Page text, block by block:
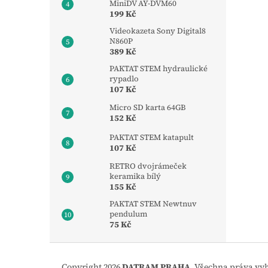
MiniDV AY-DVM60
199 Kč
Videokazeta Sony Digital8
N860P
389 Kč
PAKTAT STEM hydraulické
rypadlo
107 Kč
Micro SD karta 64GB
152 Kč
PAKTAT STEM katapult
107 Kč
RETRO dvojrámeček
keramika bílý
155 Kč
PAKTAT STEM Newtnuv
pendulum
75 Kč